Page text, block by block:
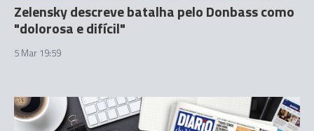
Zelensky descreve batalha pelo Donbass como
"dolorosa e difícil"
5 Mar 19:59